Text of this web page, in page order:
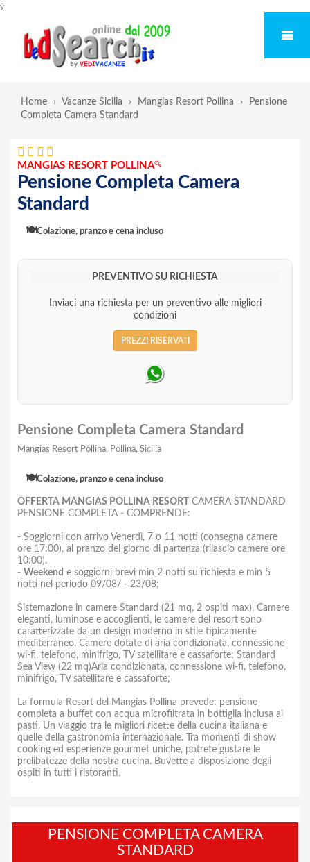
ÿ
Home › Vacanze Sicilia › Mangias Resort Pollina ›
Pensione
Completa Camera Standard
MANGIAS RESORT POLLINA🔍
Pensione Completa Camera
Standard
🍽️Colazione, pranzo e cena incluso
PREVENTIVO SU RICHIESTA
Inviaci una richiesta per un preventivo alle migliori
condizioni
PREZZI RISERVATI
Pensione Completa Camera Standard
Mangias Resort Pollina, Pollina, Sicilia
🍽️Colazione, pranzo e cena incluso
OFFERTA MANGIAS POLLINA RESORT
CAMERA STANDARD
PENSIONE COMPLETA - COMPRENDE:
- Soggiorni con arrivo Venerdì, 7 o 11 notti (consegna camere
ore 17:00), al pranzo del giorno di partenza (rilascio camere ore
10:00).
- Weekend e soggiorni brevi min 2 notti su richiesta e min 5
notti nel periodo 09/08/ - 23/08;
Sistemazione in camere Standard (21 mq, 2 ospiti max). Camere
eleganti, luminose e accoglienti, le camere del resort sono
caratterizzate da un design moderno in stile tipicamente
mediterraneo. Camere dotate di aria condizionata, connessione
wi-fi, telefono, minifrigo, TV satellitare e cassaforte; Standard
Sea View (22 mq)Aria condizionata, connessione wi-fi, telefono,
minifrigo, TV satellitare e cassaforte;
La formula Resort del Mangias Pollina prevede: pensione
completa a buffet con acqua microfiltrata in bottiglia inclusa ai
pasti. Un viaggio tra le migliori ricette della cucina italiana e
quelle della gastronomia internazionale. Tra momenti di show
cooking ed esperienze gourmet uniche, potrete gustare le
prelibatezze della nostra cucina. Buvette a disposizione degli
ospiti in tutti i ristoranti.
PENSIONE COMPLETA CAMERA
STANDARD